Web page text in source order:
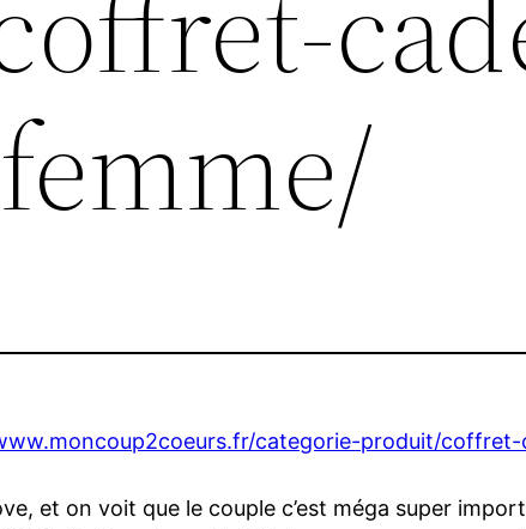
categorie-produit/coffret-
et on voit que le couple c’est méga super